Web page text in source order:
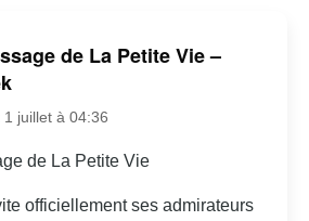
de La Petite Vie –
juillet à 04:36
de La Petite Vie
officiellement ses admirateurs